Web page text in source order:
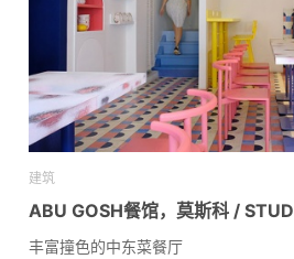
建筑
ABU GOSH餐馆，莫斯科 /
丰富撞色的中东菜餐厅